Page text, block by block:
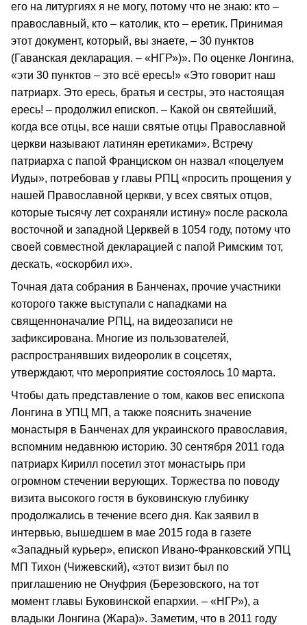
его на литургиях я не могу, потому что не знаю: кто –
православный, кто – католик, кто – еретик. Принимая
этот документ, который, вы знаете, – 30 пунктов
(Гаванская декларация. – «НГР»)». По оценке Лонгина,
«эти 30 пунктов – это всё ересь!» «Это говорит наш
патриарх. Это ересь, братья и сестры, это настоящая
ересь! – продолжил епископ. – Какой он святейший,
когда все отцы, все наши святые отцы Православной
церкви называют латинян еретиками». Встречу
патриарха с папой Франциском он назвал «поцелуем
Иуды», потребовав у главы РПЦ «просить прощения у
нашей Православной церкви, у всех святых отцов,
которые тысячу лет сохраняли истину» после раскола
восточной и западной Церквей в 1054 году, потому что
своей совместной декларацией с папой Римским тот,
дескать, «оскорбил их».
Точная дата собрания в Банченах, прочие участники
которого также выступали с нападками на
священноначалие РПЦ, на видеозаписи не
зафиксирована. Многие из пользователей,
распространявших видеоролик в соцсетях,
утверждают, что мероприятие состоялось 10 марта.
Чтобы дать представление о том, каков вес епископа
Лонгина в УПЦ МП, а также пояснить значение
монастыря в Банченах для украинского православия,
вспомним недавнюю историю. 30 сентября 2011 года
патриарх Кирилл посетил этот монастырь при
огромном стечении верующих. Торжества по поводу
визита высокого гостя в буковинскую глубинку
продолжались в течение всего дня. Как заявил в
интервью, вышедшем в мае 2015 года в газете
«Западный курьер», епископ Ивано-Франковский УПЦ
МП Тихон (Чижевский), «этот визит был по
приглашению не Онуфрия (Березовского, на тот
момент главы Буковинской епархии. – «НГР»), а
владыки Лонгина (Жара)». Заметим, что в 2011 году